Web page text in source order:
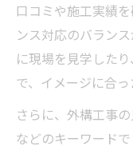
口コミや施工実績
ンス対応のバラン
に現場を見学した
で、イメージに合
さらに、外構工事
などのキーワード